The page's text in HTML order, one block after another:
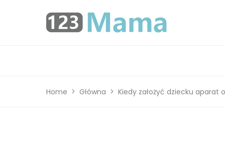
Home Główna Kiedy założyć dziecku aparat